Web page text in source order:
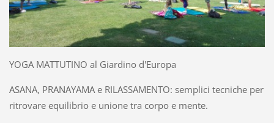
YOGA MATTUTINO al Giardino d'Europa
ASANA, PRANAYAMA e RILASSAMENTO: semplici tecniche per
ritrovare equilibrio e unione tra corpo e mente.